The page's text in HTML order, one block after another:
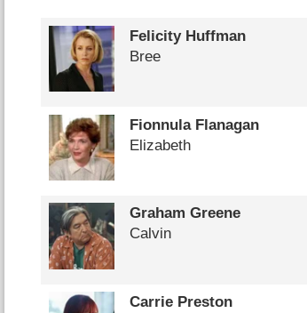
Felicity Huffman
Bree
Fionnula Flanagan
Elizabeth
Graham Greene
Calvin
Carrie Preston